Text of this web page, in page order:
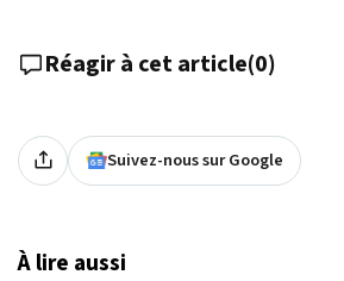
Réagir à cet article(0)
Suivez-nous sur Google
À lire aussi